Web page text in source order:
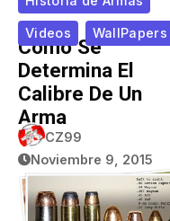
Videos WallPapers
Como Se
Determina El
Calibre De Un
Arma
CZ99
Noviembre 9, 2015